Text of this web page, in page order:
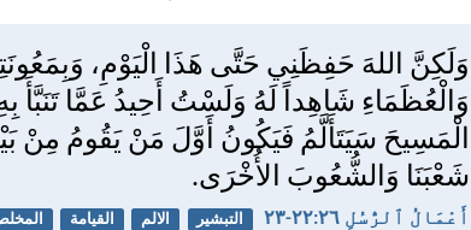
وَلَكِنَّ اللهَ حَفِظَنِي حَتَّى هَذَا الْيَوْمِ،
وَالْعُظَمَاءِ شَاهِداً لَهُ وَلَسْتُ أَحِيدُ عَمَّا تَنَبَّأَ
الْمَسِيحَ سَيَتَأَلَّمُ فَيَكُونُ أَوَّلَ مَنْ يَقُومُ مِنْ
شَعْبَنَا وَالشُّعُوبَ الأُخْرَى.
أَعْمَالُ ٱلرُّسُلِ ٢٦:‏٢٢-‏٢٣ التبشير الالم القيامة